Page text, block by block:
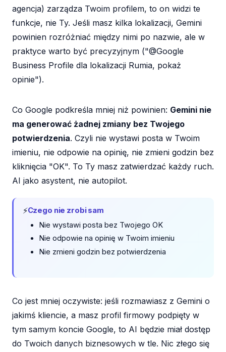
agencja) zarządza Twoim profilem, to on widzi te
funkcje, nie Ty. Jeśli masz kilka lokalizacji, Gemini
powinien rozróżniać między nimi po nazwie, ale w
praktyce warto być precyzyjnym ("@Google
Business Profile dla lokalizacji Rumia, pokaż
opinie").
Co Google podkreśla mniej niż powinien: Gemini nie
ma generować żadnej zmiany bez Twojego
potwierdzenia. Czyli nie wystawi posta w Twoim
imieniu, nie odpowie na opinię, nie zmieni godzin bez
kliknięcia "OK". To Ty masz zatwierdzać każdy ruch.
AI jako asystent, nie autopilot.
⚡Czego nie zrobi sam
Nie wystawi posta bez Twojego OK
Nie odpowie na opinię w Twoim imieniu
Nie zmieni godzin bez potwierdzenia
Co jest mniej oczywiste: jeśli rozmawiasz z Gemini o
jakimś kliencie, a masz profil firmowy podpięty w
tym samym koncie Google, to AI będzie miał dostęp
do Twoich danych biznesowych w tle. Nic złego się